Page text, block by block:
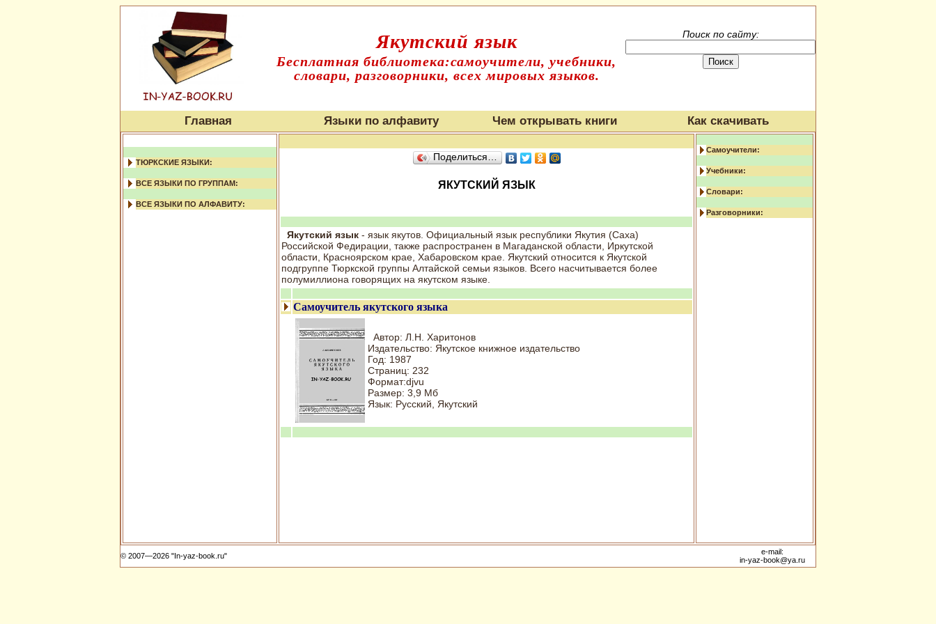
Якутский язык
Бесплатная библиотека:самоучители, учебники,
словари, разговорники, всех мировых языков.
Поиск по сайту:
Главная Языки по алфавиту Чем открывать книги Как скачивать
ТЮРКСКИЕ ЯЗЫКИ:
ВСЕ ЯЗЫКИ ПО ГРУППАМ:
ВСЕ ЯЗЫКИ ПО АЛФАВИТУ:
Поделиться…
ЯКУТСКИЙ ЯЗЫК
Якутский язык - язык якутов. Официальный язык республики Якутия (Саха)
Российской Федирации, также распространен в Магаданской области, Иркутской
области, Красноярском крае, Хабаровском крае. Якутский относится к Якутской
подгруппе Тюркской группы Алтайской семьи языков. Всего насчитывается более
полумиллиона говорящих на якутском языке.
Самоучитель якутского языка
Автор: Л.Н. Харитонов
Издательство: Якутское книжное издательство
Год: 1987
Страниц: 232
Формат:djvu
Размер: 3,9 Мб
Язык: Русский, Якутский
Самоучители:
Учебники:
Словари:
Разговорники:
© 2007—2026 "In-yaz-book.ru"
e-mail:
in-yaz-book@ya.ru